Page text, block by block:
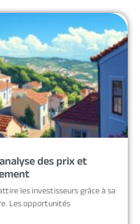
des prix et
les investisseurs grâce à sa
Les opportunités